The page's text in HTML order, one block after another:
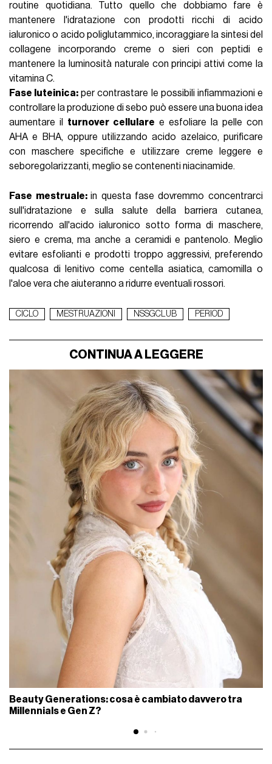
routine quotidiana. Tutto quello che dobbiamo fare è
mantenere l'idratazione con prodotti ricchi di acido
ialuronico o acido poliglutammico, incoraggiare la sintesi del
collagene incorporando creme o sieri con peptidi e
mantenere la luminosità naturale con principi attivi come la
vitamina C.
Fase luteinica: per contrastare le possibili infiammazioni e
controllare la produzione di sebo può essere una buona idea
aumentare il turnover cellulare e esfoliare la pelle con
AHA e BHA, oppure utilizzando acido azelaico, purificare
con maschere specifiche e utilizzare creme leggere e
seboregolarizzanti, meglio se contenenti niacinamide.
Fase mestruale:in questa fase dovremmo concentrarci
sull'idratazione e sulla salute della barriera cutanea,
ricorrendo all'acido ialuronico sotto forma di maschere,
siero e crema, ma anche a ceramidi e pantenolo. Meglio
evitare esfolianti e prodotti troppo aggressivi, preferendo
qualcosa di lenitivo come centella asiatica, camomilla o
l'aloe vera che aiuteranno a ridurre eventuali rossori.
CICLO MESTRUAZIONI NSSGCLUB PERIOD
CONTINUA A LEGGERE
Beauty Generations: cosa è cambiato davvero tra
Millennials e Gen Z?